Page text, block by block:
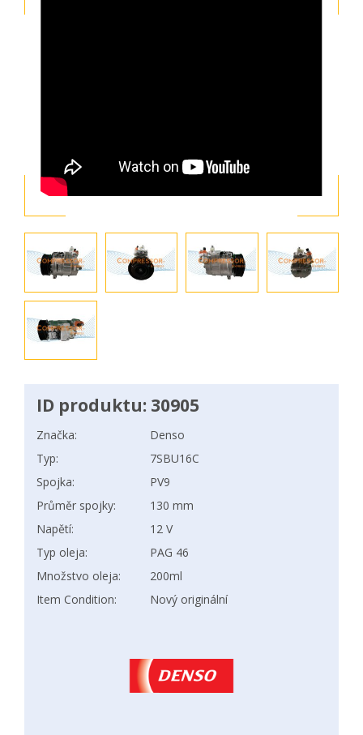
ID produktu: 30905
Značka:
Denso
Typ:
7SBU16C
Spojka:
PV9
Průměr spojky:
130 mm
Napětí:
12 V
Typ oleja:
PAG 46
Množstvo oleja:
200ml
Item Condition:
Nový originální